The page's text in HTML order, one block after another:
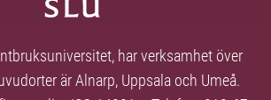
har verksamhet över
är Alnarp, Uppsala och Umeå.